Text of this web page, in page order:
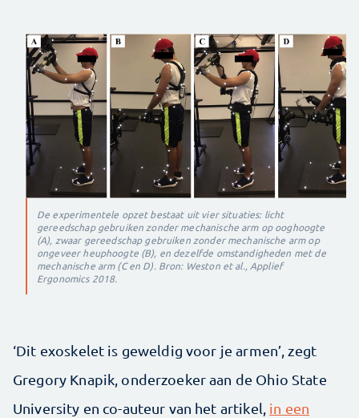
De experimentele opzet bestaat uit vier situaties: licht
gereedschap gebruiken zonder mechanische arm op ooghoogte
(A), zwaar gereedschap gebruiken zonder mechanische arm op
ongeveer heuphoogte (B), en dezelfde omstandigheden met de
mechanische arm (C en D). Bron: Weston et al., Applief
Ergonomics 2018.
‘Dit exoskelet is geweldig voor je armen’, zegt
Gregory Knapik, onderzoeker aan de Ohio State
University en co-auteur van het artikel, in een